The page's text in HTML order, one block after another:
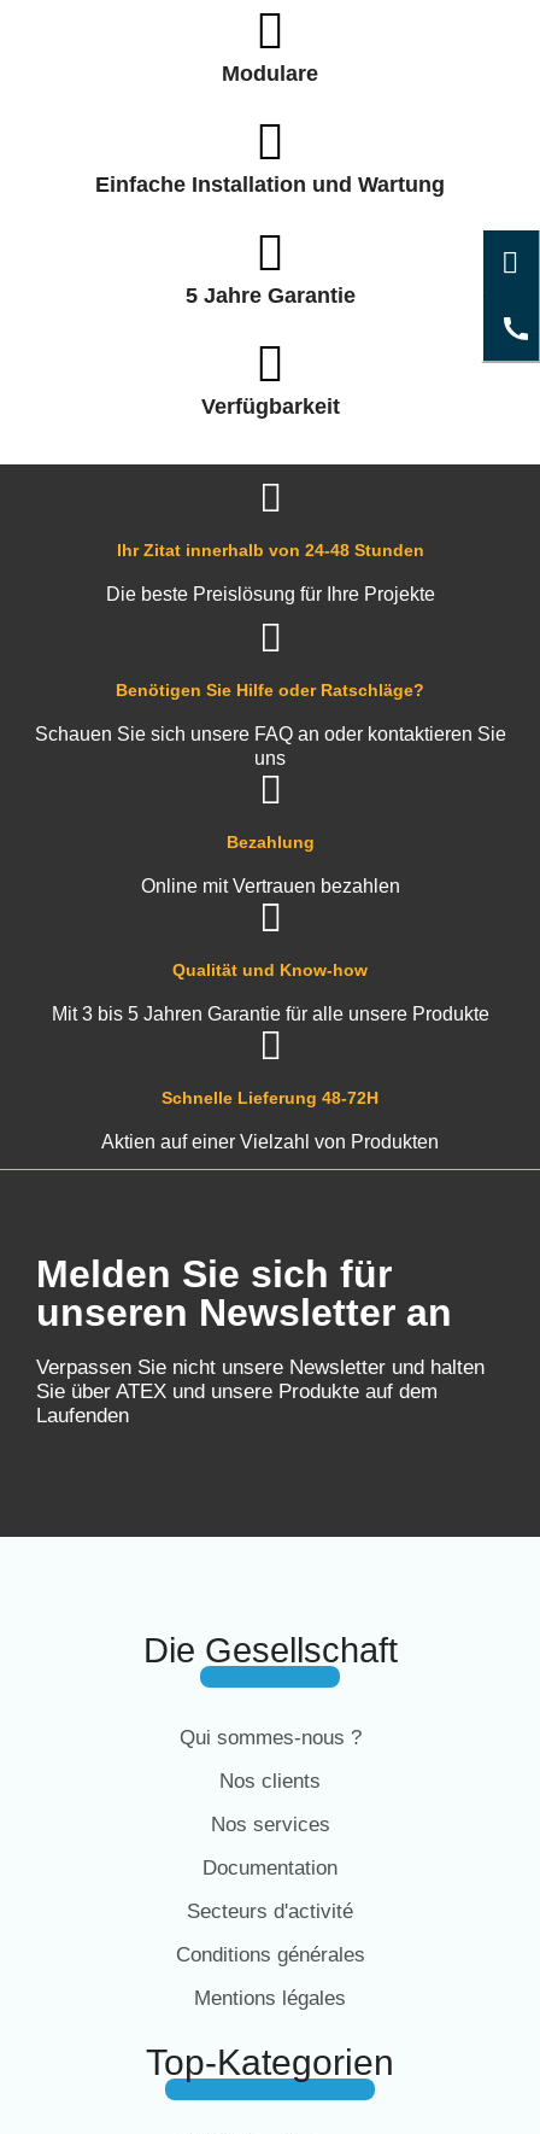
Modulare
Einfache Installation und Wartung
5 Jahre Garantie
Verfügbarkeit
Schnelle Lieferung 48-72H
Aktien auf einer Vielzahl von Produkten
Qualität und Know-how
Mit 3 bis 5 Jahren Garantie für alle unsere Produkte
Bezahlung
Online mit Vertrauen bezahlen
Benötigen Sie Hilfe oder Ratschläge?
Schauen Sie sich unsere FAQ an oder kontaktieren Sie
uns
Ihr Zitat innerhalb von 24-48 Stunden
Die beste Preislösung für Ihre Projekte
Melden Sie sich für
unseren Newsletter an
Verpassen Sie nicht unsere Newsletter und halten
Sie über ATEX und unsere Produkte auf dem
Laufenden
Die Gesellschaft
Qui sommes-nous ?
Nos clients
Nos services
Documentation
Secteurs d'activité
Conditions générales
Mentions légales
Top-Kategorien